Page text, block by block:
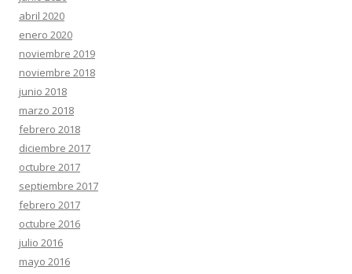
abril 2020
enero 2020
noviembre 2019
noviembre 2018
junio 2018
marzo 2018
febrero 2018
diciembre 2017
octubre 2017
septiembre 2017
febrero 2017
octubre 2016
julio 2016
mayo 2016